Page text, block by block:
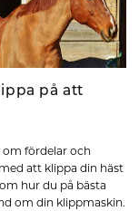
på att
fördelar och
att klippa din häst
hur du på bästa
om din klippmaskin.